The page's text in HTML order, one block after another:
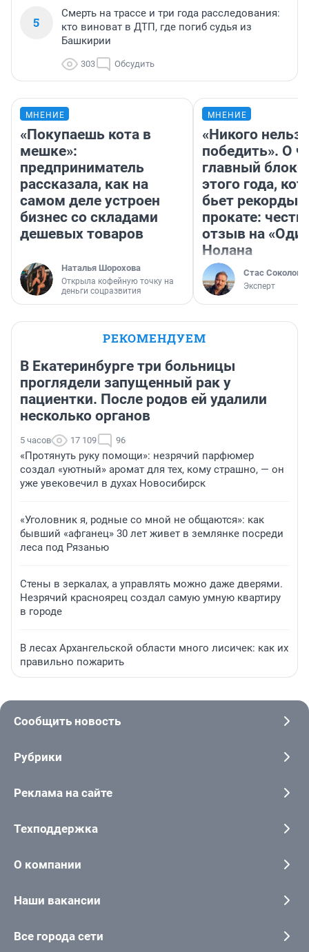
5
Смерть на трассе и три года расследования:
кто виноват в ДТП, где погиб судья из
Башкирии
303 Обсудить
МНЕНИЕ
«Покупаешь кота в
мешке»:
предприниматель
рассказала, как на
самом деле устроен
бизнес со складами
дешевых товаров
Наталья Шорохова
Открыла кофейную точку на
деньги соцразвития
МНЕНИЕ
«Никого нельзя
победить». О
главный
этого года,
бьет рекорды в
прокате:
отзыв на
Нолана
Стас Соколов
Эксперт
РЕКОМЕНДУЕМ
В Екатеринбурге три больницы
проглядели запущенный рак у
пациентки. После родов ей удалили
несколько органов
5 часов 17 109 96
«Протянуть руку помощи»: незрячий парфюмер
создал «уютный» аромат для тех, кому страшно, — он
уже увековечил в духах Новосибирск
«Уголовник я, родные со мной не общаются»: как
бывший «афганец» 30 лет живет в землянке посреди
леса под Рязанью
Стены в зеркалах, а управлять можно даже дверями.
Незрячий красноярец создал самую умную квартиру
в городе
В лесах Архангельской области много лисичек: как их
правильно пожарить
Сообщить новость
Рубрики
Реклама на сайте
Техподдержка
О компании
Наши вакансии
Все города сети